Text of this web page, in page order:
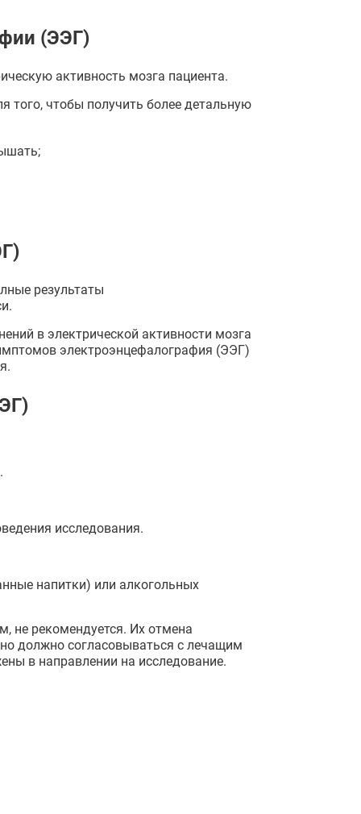
(ЭЭГ)
активность мозга пациента.
чтобы получить более детальную
результаты
в электрической активности мозга
электроэнцефалография (ЭЭГ)
исследования.
напитки) или алкогольных
не рекомендуется. Их отмена
должно согласовываться с лечащим
в направлении на исследование.